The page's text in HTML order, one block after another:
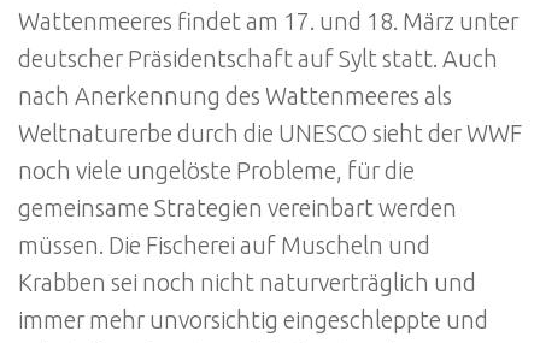
Wattenmeeres findet am 17. und 18. März unter
deutscher Präsidentschaft auf Sylt statt. Auch
nach Anerkennung des Wattenmeeres als
Weltnaturerbe durch die UNESCO sieht der WWF
noch viele ungelöste Probleme, für die
gemeinsame Strategien vereinbart werden
müssen. Die Fischerei auf Muscheln und
Krabben sei noch nicht naturverträglich und
immer mehr unvorsichtig eingeschleppte und